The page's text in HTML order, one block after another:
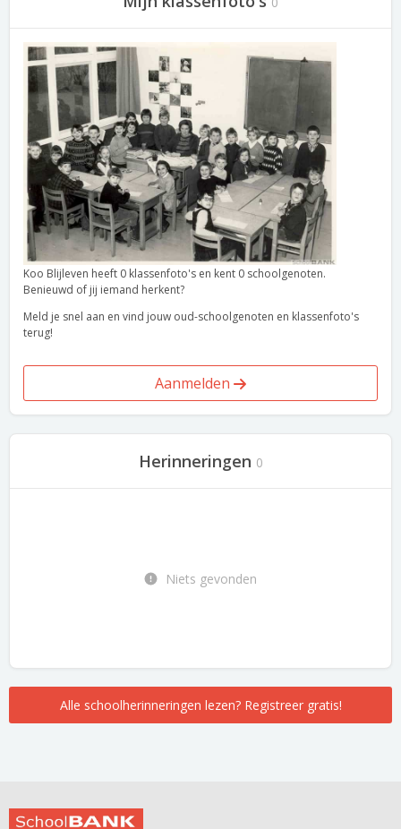
Koo Blijleven heeft 0 klassenfoto's en kent 0 schoolgenoten.
Benieuwd of jij iemand herkent?
Meld je snel aan en vind jouw oud-schoolgenoten en klassenfoto's
terug!
Aanmelden
Herinneringen 0
Niets gevonden
Alle schoolherinneringen lezen? Registreer gratis!